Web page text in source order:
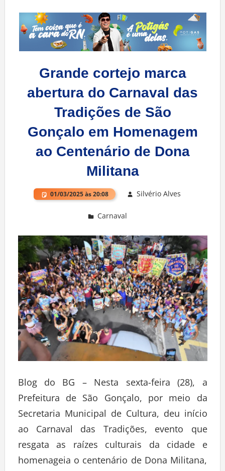
Grande cortejo marca
abertura do Carnaval das
Tradições de São
Gonçalo em Homenagem
ao Centenário de Dona
Militana
01/03/2025 às 20:08 Silvério Alves
Carnaval
Blog do BG – Nesta sexta-feira (28), a
Prefeitura de São Gonçalo, por meio da
Secretaria Municipal de Cultura, deu início
ao Carnaval das Tradições, evento que
resgata as raízes culturais da cidade e
homenageia o centenário de Dona Militana,